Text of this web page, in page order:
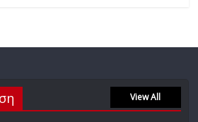
27/01/2023 View All